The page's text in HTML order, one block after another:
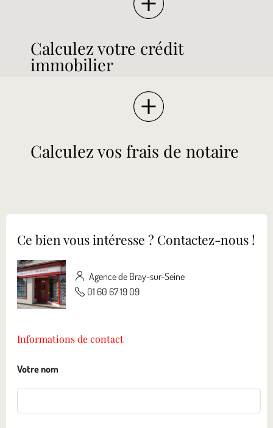
Calculez votre crédit
immobilier
Calculez vos frais de notaire
Ce bien vous intéresse ? Contactez-nous !
Agence de Bray-sur-Seine
01 60 67 19 09
Informations de contact
Votre nom